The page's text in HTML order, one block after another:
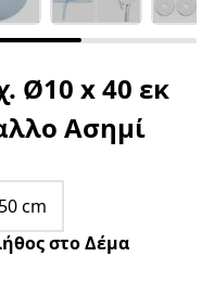
Ø10 x 40 εκ
Ασημί
50 cm
στο Δέμα